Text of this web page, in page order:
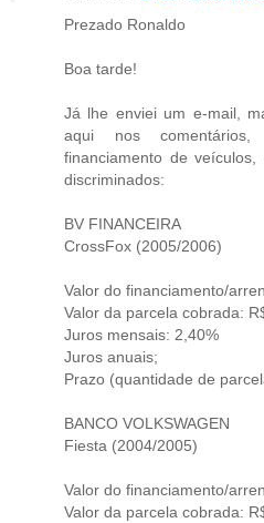
Prezado Ronaldo
Boa tarde!
Já lhe enviei um e-mail,
aqui nos
financiamento de
discriminados:
BV FINANCEIRA
CrossFox (2005/2006)
Valor do financiamento/
Valor da parcela cobrada:
Juros mensais: 2,40%
Juros anuais;
Prazo (quantidade de
BANCO VOLKSWAGEN
Fiesta (2004/2005)
Valor do financiamento/
Valor da parcela cobrada: